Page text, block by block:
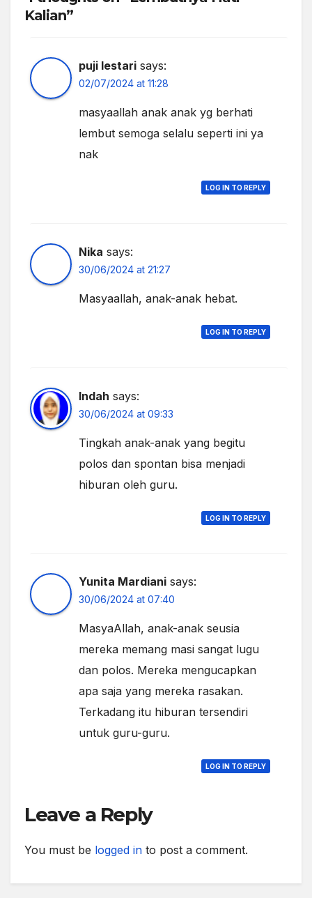
Kalian”
puji lestari says:
02/07/2024 at 11:28
masyaallah anak anak yg berhati
lembut semoga selalu seperti ini ya
nak
LOG IN TO REPLY
Nika says:
30/06/2024 at 21:27
Masyaallah, anak-anak hebat.
LOG IN TO REPLY
Indah says:
30/06/2024 at 09:33
Tingkah anak-anak yang begitu
polos dan spontan bisa menjadi
hiburan oleh guru.
LOG IN TO REPLY
Yunita Mardiani says:
30/06/2024 at 07:40
MasyaAllah, anak-anak seusia
mereka memang masi sangat lugu
dan polos. Mereka mengucapkan
apa saja yang mereka rasakan.
Terkadang itu hiburan tersendiri
untuk guru-guru.
LOG IN TO REPLY
Leave a Reply
You must be logged in to post a comment.